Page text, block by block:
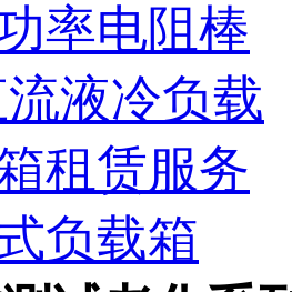
率电阻棒
液冷负载
租赁服务
负载箱